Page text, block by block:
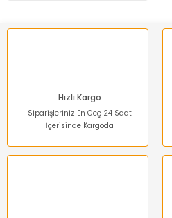
Hızlı Kargo
Siparişleriniz En Geç 24 Saat
İçerisinde Kargoda